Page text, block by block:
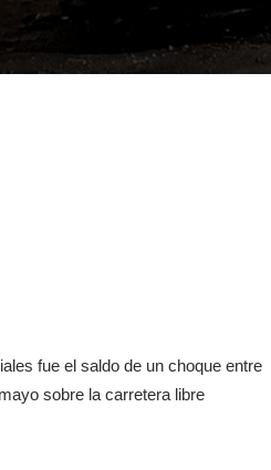
fue el saldo de un choque entre
sobre la carretera libre